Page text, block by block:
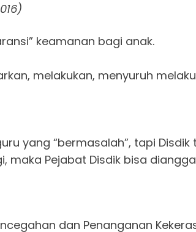
keamanan bagi anak.
melakukan, menyuruh
yang “bermasalah”, tapi
maka Pejabat Disdik bisa
dan Penanganan